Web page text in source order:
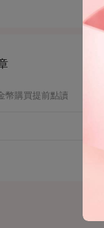
幣購買提前點讀